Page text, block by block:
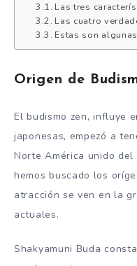
Las tres
Las cuatro
Estas son
Origen de
El budismo zen, influye
japonesas, empezó a
Norte América unido del
hemos buscado los
atracción se ven en la
actuales.
Shakyamuni Buda